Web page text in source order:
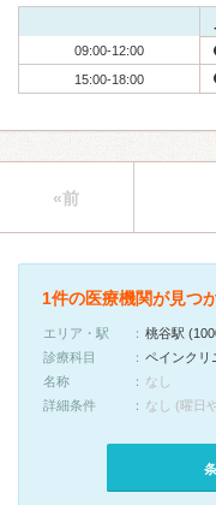
09:00-12:00
15:00-18:00
«前
1件の医療機関が見つ
エリア・駅
桃谷駅
診療科目
ペインクリ
名称
なし
詳細条件
なし (曜日